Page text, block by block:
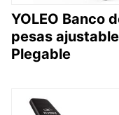
YOLEO Banco
pesas ajustable
Plegable